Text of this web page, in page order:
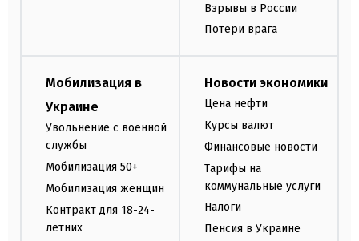
Взрывы в России
Потери врага
Мобилизация в
Украине
Увольнение с военной
службы
Мобилизация 50+
Мобилизация женщин
Контракт для 18-24-
летних
Новости экономики
Цена нефти
Курсы валют
Финансовые новости
Тарифы на
коммунальные услуги
Налоги
Пенсия в Украине